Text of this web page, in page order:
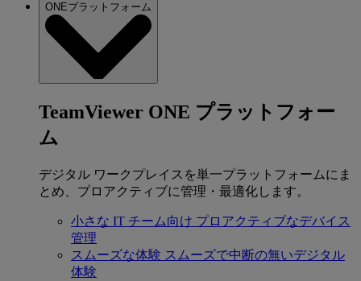
ONEプラットフォーム
TeamViewer ONE プラットフォー
ム
デジタル ワークプレイスを単一プラットフォームにま
とめ、プロアクティブに管理・最適化します。
小さな IT チーム向け プロアクティブなデバイス
管理
スムーズな体験 スムーズで中断の無いデジタル
体験